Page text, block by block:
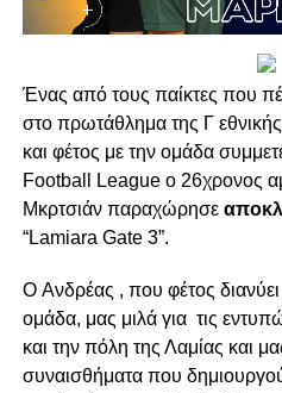
Ένας από τους παίκτες που
στο πρωτάθλημα της Γ
και φέτος με την ομάδα
Football League ο 26χρονος
Μκρτσιάν παραχώρησε
“Lamiara Gate 3”.
O Ανδρέας , που φέτος
ομάδα, μας μιλά για τις
και την πόλη της Λαμίας και
συναισθήματα που